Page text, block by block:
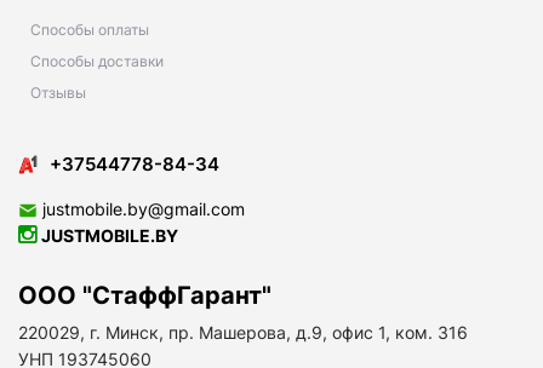
Способы оплаты
Способы доставки
Отзывы
+37544778-84-34
justmobile.by@gmail.com
JUSTMOBILE.BY
ООО "СтаффГарант"
220029, г. Минск, пр. Машерова, д.9, офис 1, ком. 316
УНП 193745060